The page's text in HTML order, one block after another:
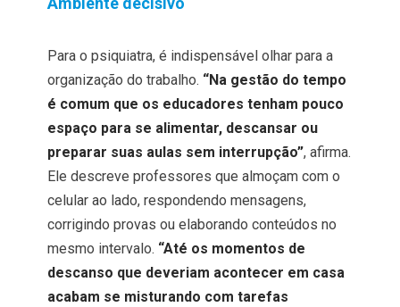
Para o psiquiatra, é indispensável olhar para a
organização do trabalho. “Na gestão do tempo
é comum que os educadores tenham pouco
espaço para se alimentar, descansar ou
preparar suas aulas sem interrupção”, afirma.
Ele descreve professores que almoçam com o
celular ao lado, respondendo mensagens,
corrigindo provas ou elaborando conteúdos no
mesmo intervalo. “Até os momentos de
descanso que deveriam acontecer em casa
acabam se misturando com tarefas